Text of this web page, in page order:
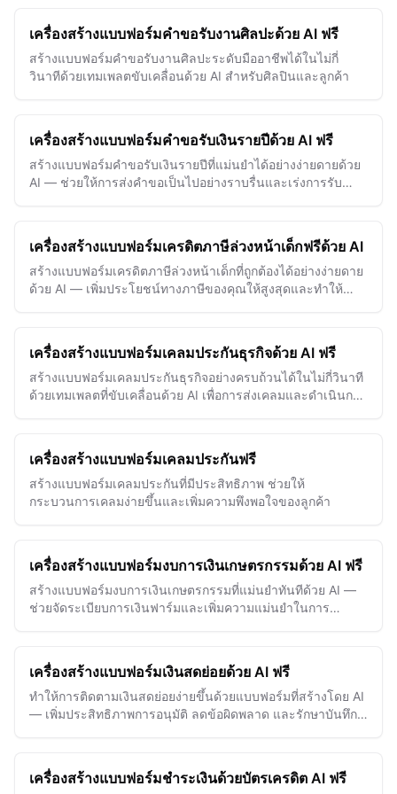
เครื่องสร้างแบบฟอร์มคำขอรับงานศิลปะด้วย AI ฟรี
สร้างแบบฟอร์มคำขอรับงานศิลปะระดับมืออาชีพได้ในไม่กี่
วินาทีด้วยเทมเพลตขับเคลื่อนด้วย AI สำหรับศิลปินและลูกค้า
เครื่องสร้างแบบฟอร์มคำขอรับเงินรายปีด้วย AI ฟรี
สร้างแบบฟอร์มคำขอรับเงินรายปีที่แม่นยำได้อย่างง่ายดายด้วย
AI — ช่วยให้การส่งคำขอเป็นไปอย่างราบรื่นและเร่งการรับ
เครื่องสร้างแบบฟอร์มเครดิตภาษีล่วงหน้าเด็กฟรีด้วย AI
สร้างแบบฟอร์มเครดิตภาษีล่วงหน้าเด็กที่ถูกต้องได้อย่างง่ายดาย
ด้วย AI — เพิ่มประโยชน์ทางภาษีของคุณให้สูงสุดและทำให้
เครื่องสร้างแบบฟอร์มเคลมประกันธุรกิจด้วย AI ฟรี
สร้างแบบฟอร์มเคลมประกันธุรกิจอย่างครบถ้วนได้ในไม่กี่วินาที
ด้วยเทมเพลตที่ขับเคลื่อนด้วย AI เพื่อการส่งเคลมและดำเนินการ
เครื่องสร้างแบบฟอร์มเคลมประกันฟรี
สร้างแบบฟอร์มเคลมประกันที่มีประสิทธิภาพ ช่วยให้
กระบวนการเคลมง่ายขึ้นและเพิ่มความพึงพอใจของลูกค้า
เครื่องสร้างแบบฟอร์มงบการเงินเกษตรกรรมด้วย AI ฟรี
สร้างแบบฟอร์มงบการเงินเกษตรกรรมที่แม่นยำทันทีด้วย AI —
ช่วยจัดระเบียบการเงินฟาร์มและเพิ่มความแม่นยำในการ
เครื่องสร้างแบบฟอร์มเงินสดย่อยด้วย AI ฟรี
ทำให้การติดตามเงินสดย่อยง่ายขึ้นด้วยแบบฟอร์มที่สร้างโดย AI
— เพิ่มประสิทธิภาพการอนุมัติ ลดข้อผิดพลาด และรักษาบันทึก
เครื่องสร้างแบบฟอร์มชำระเงินด้วยบัตรเครดิต AI ฟรี